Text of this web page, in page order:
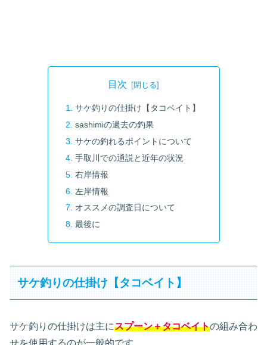
目次
サケ釣りの仕掛け【タコベイト】
sashimiの過去の釣果
サケの釣れるポイントについて
手取川での通説と近年の状況
右岸情報
左岸情報
オススメの調査日について
最後に
サケ釣りの仕掛け【タコベイト】
サケ釣りの仕掛けは主にスプーン＋タコベイトの組み合わ
せを使用するのが一般的です